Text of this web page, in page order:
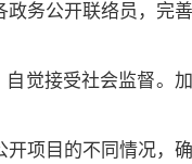
务公开联络员，完
觉接受社会监督。
项目的不同情况，